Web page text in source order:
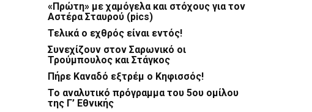
«Πρώτη» με χαμόγελα και στόχους για τον
Αστέρα Σταυρού (pics)
Τελικά ο εχθρός είναι εντός!
Συνεχίζουν στον Σαρωνικό οι
Τρούμπουλος και Στάγκος
Πήρε Καναδό εξτρέμ ο Κηφισσός!
Το αναλυτικό πρόγραμμα του 5ου ομίλου
της Γ’ Εθνικής